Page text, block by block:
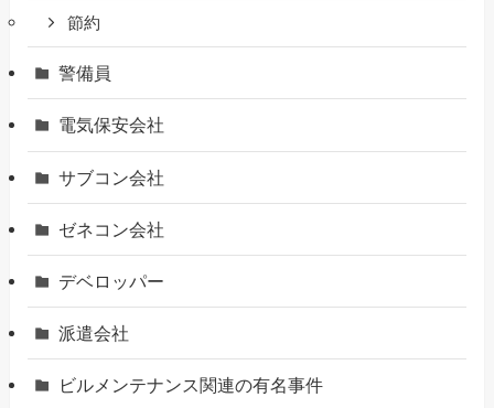
節約
警備員
電気保安会社
サブコン会社
ゼネコン会社
デベロッパー
派遣会社
ビルメンテナンス関連の有名事件